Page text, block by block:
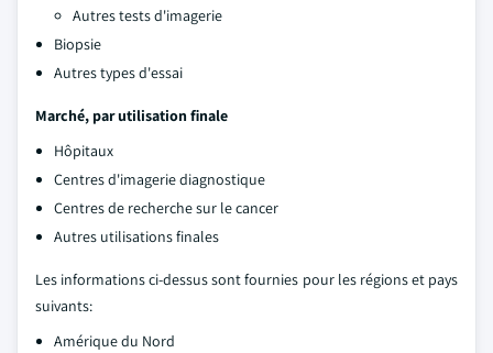
Autres tests d'imagerie
Biopsie
Autres types d'essai
Marché, par utilisation finale
Hôpitaux
Centres d'imagerie diagnostique
Centres de recherche sur le cancer
Autres utilisations finales
Les informations ci-dessus sont fournies pour les régions et pays
suivants:
Amérique du Nord